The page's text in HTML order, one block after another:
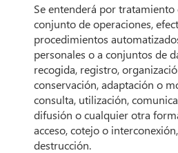
Se entenderá por
conjunto de operaciones,
procedimientos
personales o a conjuntos de
recogida, registro,
conservación, adaptación o
consulta, utilización,
difusión o cualquier otra
acceso, cotejo o
destrucción.